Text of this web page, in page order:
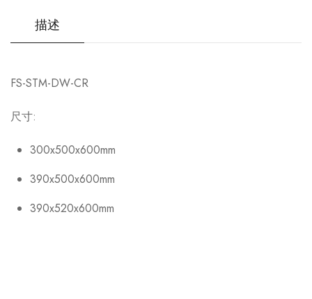
描述
FS-STM-DW-CR
尺寸:
300x500x600mm
390x500x600mm
390x520x600mm